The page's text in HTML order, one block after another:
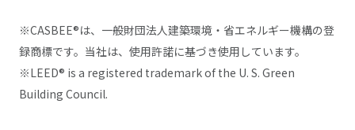
※CASBEE®は、一般財団法人建築環境・省エネルギー機構の登
録商標です。当社は、使用許諾に基づき使用しています。
※LEED® is a registered trademark of the U. S. Green
Building Council.